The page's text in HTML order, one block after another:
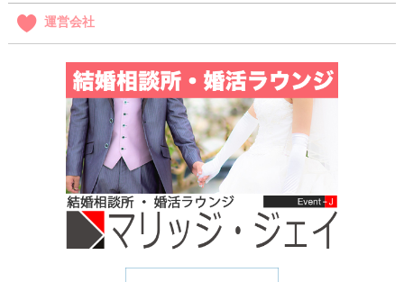
運営会社